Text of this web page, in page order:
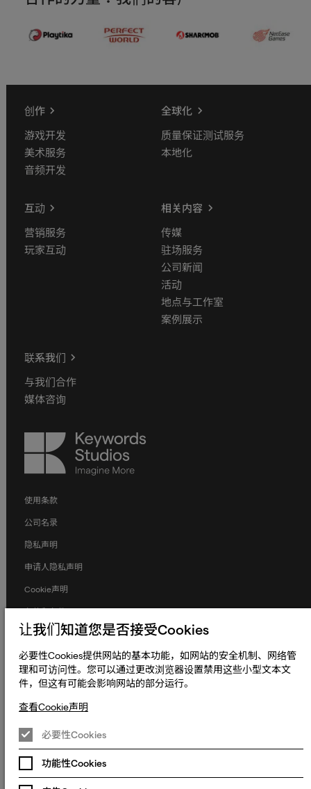
创作
游戏开发
美术服务
音频开发
全球化
质量保证测试服务
本地化
互动
营销服务
玩家互动
相关内容
传媒
驻场服务
公司新闻
活动
地点与工作室
案例展示
联系我们
与我们合作
媒体咨询
Keywords
Studios
使用条款
公司名录
隐私声明
申请人隐私声明
Cookie声明
条款和条件
人权与劳工权益
全球政策
无障碍声明
更改Cookie偏好设置
Limited, Whelan House, South County Business Park, Leopardstown,
Dublin 18, Dublin Ireland.
31010902003465号
沪**ICP**备**2022022064**号**-1**
让我们知道您是否接受Cookies
必要性Cookies提供网站的基本功能，如网站的安全机制、网络管
理和可访问性。您可以通过更改浏览器设置禁用这些小型文本文
件，但这有可能会影响网站的部分运行。
查看Cookie声明
必要性Cookies
功能性Cookies